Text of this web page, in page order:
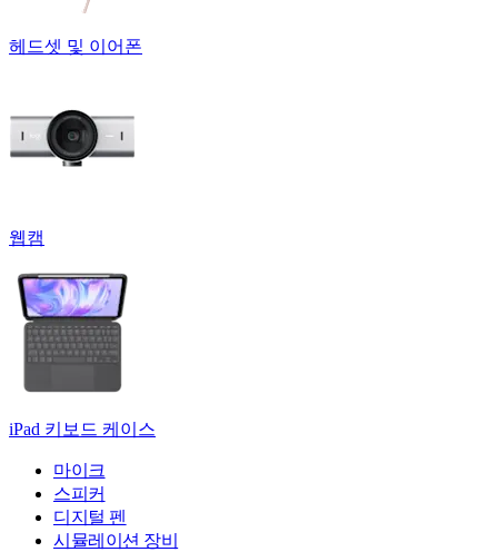
헤드셋 및 이어폰
웹캠
iPad 키보드 케이스
마이크
스피커
디지털 펜
시뮬레이션 장비